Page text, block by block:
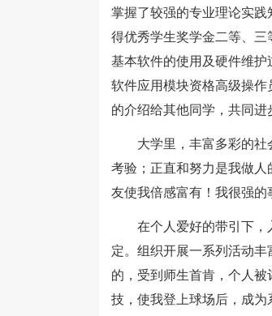
掌握了较强的专业理论实
得优秀学生奖学金二等、
基本软件的使用及硬件维
软件应用模块资格高级操
的介绍给其他同学，共同进
大学里，丰富多彩的社会
考验；正直和努力是我做
友使我倍感富有！我很强的
在个人爱好的带引下，入
定。组织开展一系列活动
的，受到师生首肯，个人
技，使我登上球场后，成